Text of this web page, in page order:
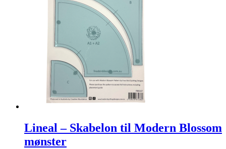
Lineal – Skabelon til Modern Blossom
mønster